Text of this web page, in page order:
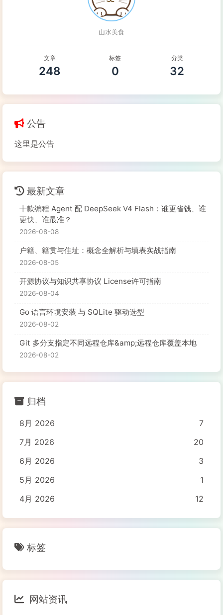
山水美食
文章
248
标签
0
分类
32
公告
这里是公告
最新文章
十款编程 Agent 配 DeepSeek V4 Flash：谁更省钱、谁
更快、谁最准？
2026-08-08
户籍、籍贯与住址：概念全解析与填表实战指南
2026-08-05
开源协议与知识共享协议 License许可指南
2026-08-04
Go 语言环境安装 与 SQLite 驱动选型
2026-08-02
Git 多分支指定不同远程仓库&amp;远程仓库覆盖本地
2026-08-02
归档
8月 2026
7
7月 2026
20
6月 2026
3
5月 2026
1
4月 2026
12
标签
网站资讯